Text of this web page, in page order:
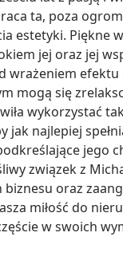
ta, poza
estetyki. Piękne
jej oraz jej
wrażeniem efektu
mogą się
wykorzystać
najlepiej
jego
związek z
oraz
miłość do
w swoich